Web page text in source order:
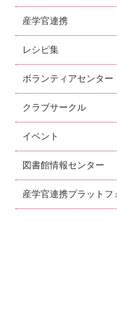
産学官連携
レシピ集
ボランティアセンター
クラブサークル
イベント
図書館情報センター
産学官連携プラットフ